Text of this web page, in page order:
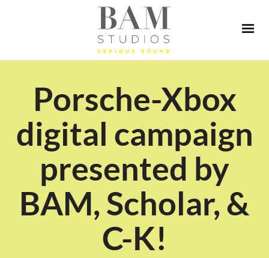
Porsche-Xbox
digital campaign
presented by
BAM, Scholar, &
C-K!